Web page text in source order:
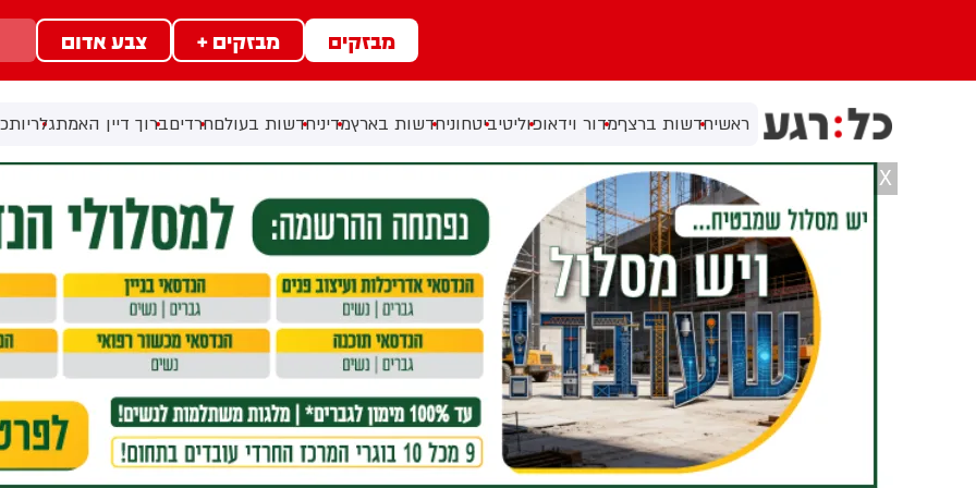
מבזקים מבזקים + צבע אדום
ראשיחדשות ברצףמדור וידאופוליטיביטחוניחדשות בארץמדיניחדשות בעולםחרדיםברוך דיין האמתגלריות
X